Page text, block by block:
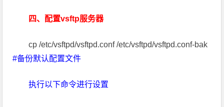
四、配置vsftp服务器
cp /etc/vsftpd/vsftpd.conf /etc/vsftpd/vsftpd.conf-bak
#备份默认配置文件
执行以下命令进行设置